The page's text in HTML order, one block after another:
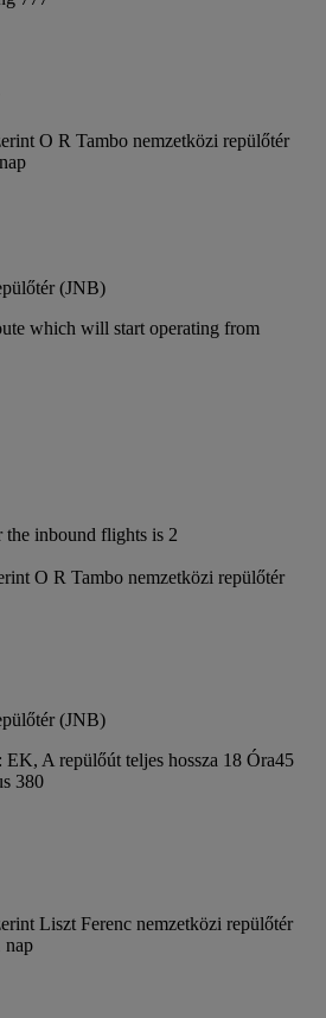
O R Tambo nemzetközi repülőtér
(JNB)
which will start operating from
the inbound flights is 2
O R Tambo nemzetközi repülőtér
(JNB)
EK, A repülőút teljes hossza 18 Óra45
380
Liszt Ferenc nemzetközi repülőtér
nap